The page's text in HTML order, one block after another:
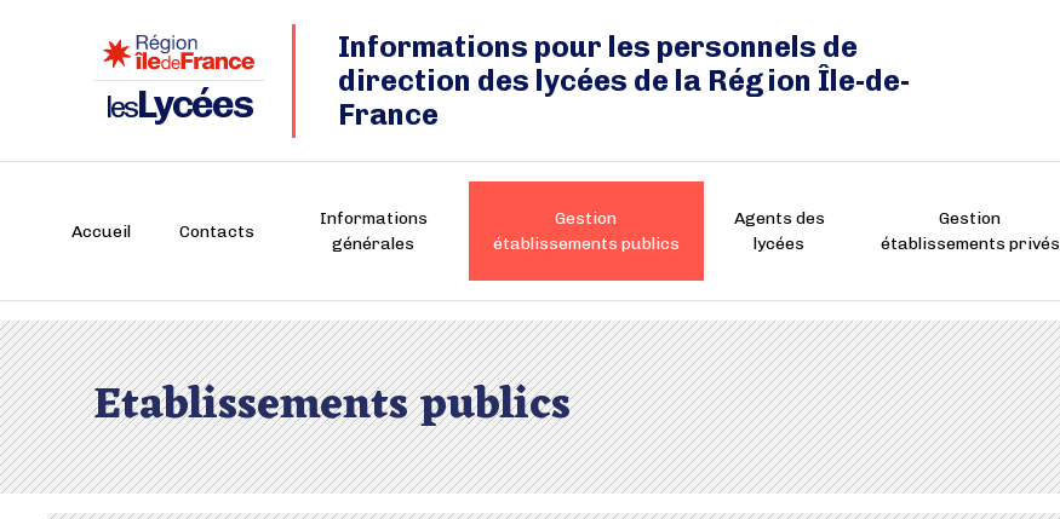
lesLycées
Informations pour les personnels de
direction des lycées de la Région Île-de-
France
Accueil Contacts
Informations
générales
Gestion
établissements publics
Agents des
lycées
Gestion
établissements privés
Etablissements publics